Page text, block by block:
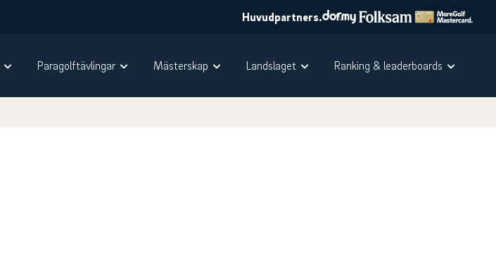
Huvudpartners.
Paragolftävlingar Mästerskap Landslaget Ranking & leaderboards